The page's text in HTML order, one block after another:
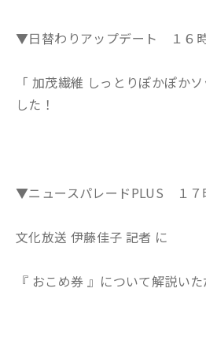
▼日替わりアップデート １６
「 加茂繊維 しっとりぽかぽか
した！
▼ニュースパレードPLUS １７
文化放送 伊藤佳子 記者 に
『 おこめ券 』について解説いた